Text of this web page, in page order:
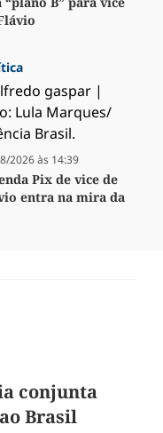
2026 às 14:39
Pix de vice de
entra na mira da
conjunta
Brasil